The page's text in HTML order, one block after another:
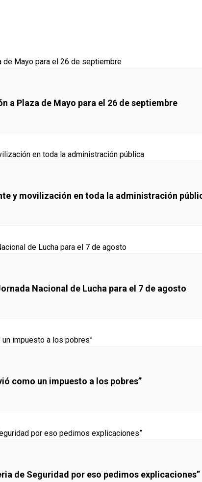
a Plaza de Mayo para el 26 de septiembre
y movilización en toda la administración
Nacional de Lucha para el 7 de agosto
como un impuesto a los pobres”
de Seguridad por eso pedimos explicaciones”